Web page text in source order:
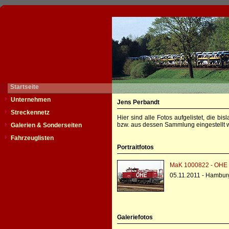
Startseite
Unternehmen
Streckennetz
Galerien & Sonderseiten
Fahrzeuglisten
Jens Perbandt
Hier sind alle Fotos aufgelistet, die
bzw. aus dessen Sammlung eingestellt
Portraitfotos
MaK 1000822 -
05.11.2011 -
Galeriefotos